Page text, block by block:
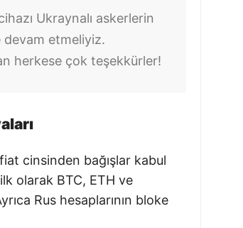
Ukraynalı askerlerin
devam etmeliyiz.
herkese çok teşekkürler!
cinsinden bağışlar kabul
olarak BTC, ETH ve
Rus hesaplarının bloke